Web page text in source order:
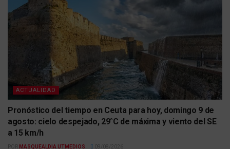
ACTUALIDAD
Pronóstico del tiempo en Ceuta para hoy, domingo 9 de
agosto: cielo despejado, 29°C de máxima y viento del SE
a 15 km/h
POR MASQUEALDIA UTMEDIOS 09/08/2026